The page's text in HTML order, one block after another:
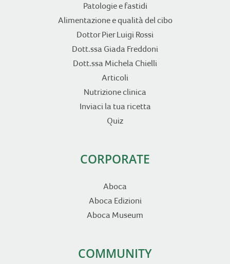
Patologie e fastidi
Alimentazione e qualità del cibo
Dottor Pier Luigi Rossi
Dott.ssa Giada Freddoni
Dott.ssa Michela Chielli
Articoli
Nutrizione clinica
Inviaci la tua ricetta
Quiz
CORPORATE
Aboca
Aboca Edizioni
Aboca Museum
COMMUNITY